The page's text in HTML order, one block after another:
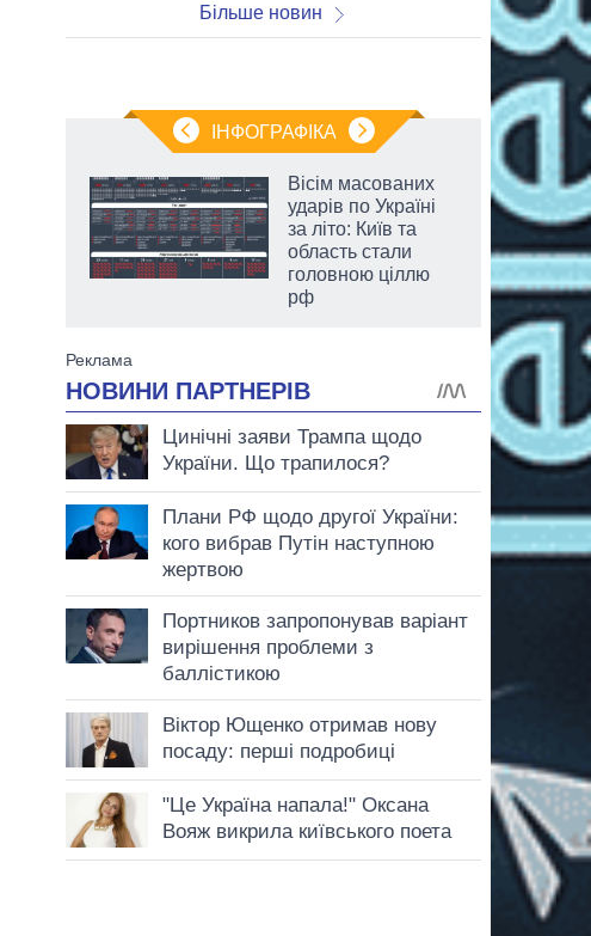
Більше новин
ІНФОГРАФІКА
Вісім масованих
ударів по Україні
за літо: Київ та
область стали
головною ціллю
рф